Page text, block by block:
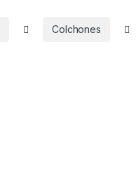
Colchones